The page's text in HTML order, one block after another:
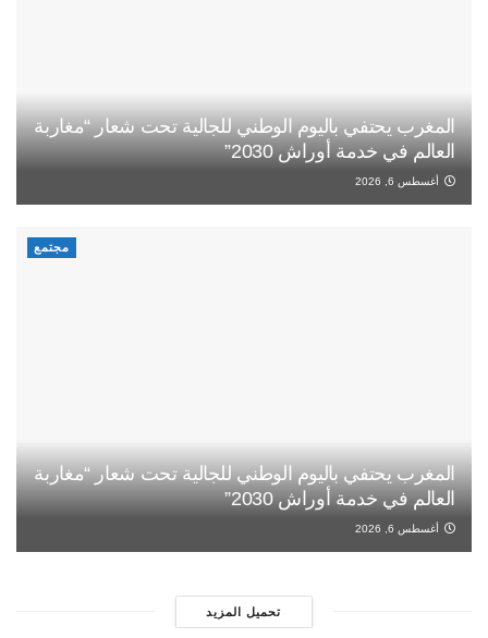
المغرب يحتفي باليوم الوطني للجالية تحت شعار “مغاربة
العالم في خدمة أوراش 2030”
أغسطس 6, 2026
مجتمع
المغرب يحتفي باليوم الوطني للجالية تحت شعار “مغاربة
العالم في خدمة أوراش 2030”
أغسطس 6, 2026
تحميل المزيد